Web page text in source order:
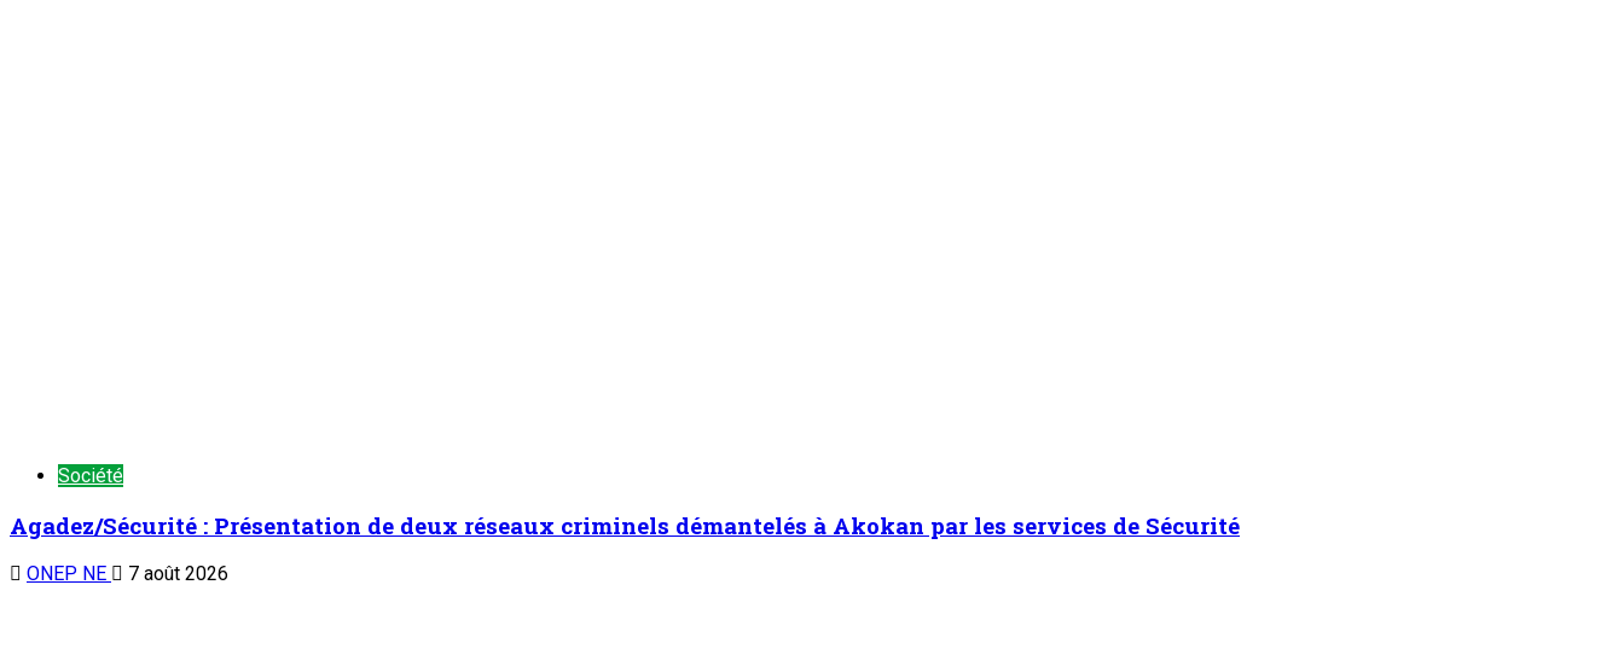
Société
Agadez/Sécurité : Présentation de deux réseaux criminels démantelés à Akokan par les services de Sécurité
ONEP NE 7 août 2026